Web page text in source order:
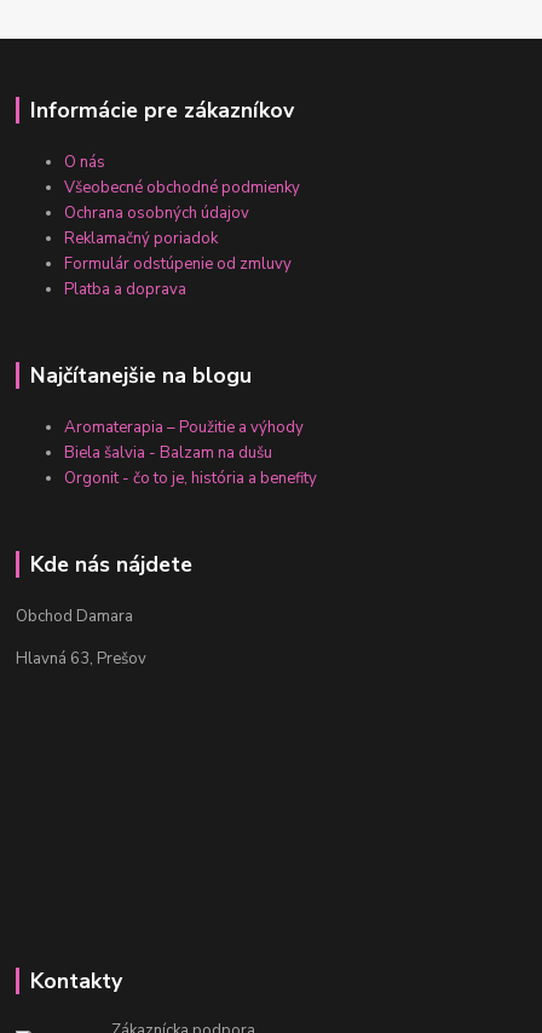
Informácie pre zákazníkov
O nás
Všeobecné obchodné podmienky
Ochrana osobných údajov
Reklamačný poriadok
Formulár odstúpenie od zmluvy
Platba a doprava
Najčítanejšie na blogu
Aromaterapia – Použitie a výhody
Biela šalvia - Balzam na dušu
Orgonit - čo to je, história a benefity
Kde nás nájdete
Obchod Damara
Hlavná 63, Prešov
Kontakty